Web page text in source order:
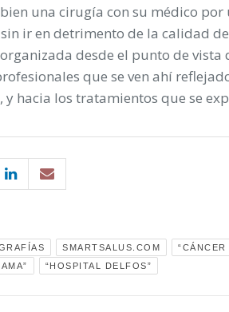
una cirugía con su médico por
ir en detrimento de la calidad
desde el punto de vista
que se ven ahí
hacia los tratamientos que se
SMARTSALUS.COM “CÁNCER
“HOSPITAL DELFOS”